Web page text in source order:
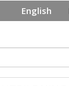
English